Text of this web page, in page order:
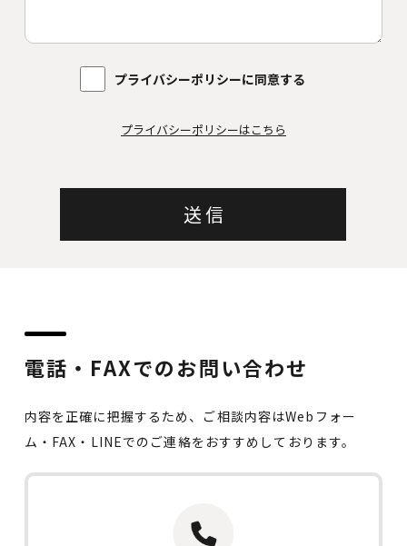
プライバシーポリシーに同意する
プライバシーポリシーはこちら
電話・FAXでのお問い合わせ
内容を正確に把握するため、ご相談内容はWebフォー
ム・FAX・LINEでのご連絡をおすすめしております。